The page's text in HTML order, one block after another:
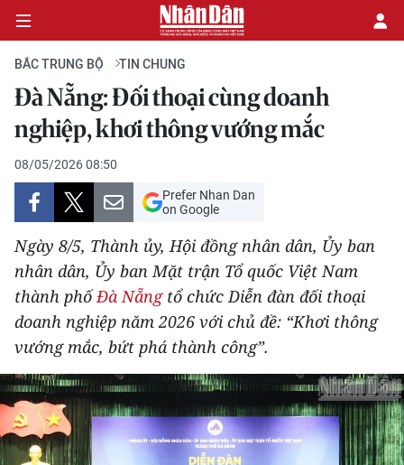
CHÍNH TRỊ
KINH TẾ
VĂN HÓA
XÃ HỘI
PHÁP LUẬT
DU LỊCH
THẾ GIỚI
THỂ THAO
BẮC TRUNG BỘ TIN CHUNG
Đà Nẵng: Đối thoại cùng doanh
nghiệp, khơi thông vướng mắc
08/05/2026 08:50
Prefer Nhan Dan
on Google
Ngày 8/5, Thành ủy, Hội đồng nhân dân, Ủy ban
nhân dân, Ủy ban Mặt trận Tổ quốc Việt Nam
thành phốĐà Nẵngtổ chức Diễn đàn đối thoại
doanh nghiệp năm 2026 với chủ đề: “Khơi thông
vướng mắc, bứt phá thành công”.